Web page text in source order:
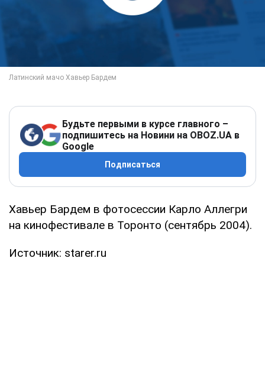
Будьте первыми в курсе главного –
подпишитесь на Новини на OBOZ.UA в
Google
Подписаться
Хавьер Бардем в фотосессии Карло Аллегри
на кинофестивале в Торонто (сентябрь 2004).
Источник: starer.ru